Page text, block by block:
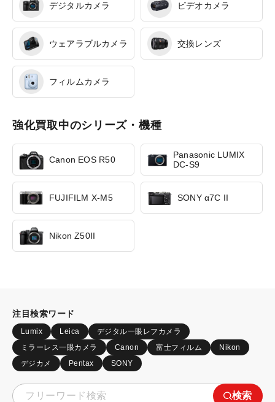
デジタルカメラ ビデオカメラ
ウェアラブルカメラ 交換レンズ
フィルムカメラ
強化買取中のシリーズ・機種
Canon EOS R50
Panasonic LUMIX
DC-S9
FUJIFILM X-M5 SONY α7C II
Nikon Z50II
注目検索ワード
Lumix Leica
デジタル一眼レフカメラ
ミラーレス一眼カメラ
Canon 富士フィルム
Nikon
デジカメ
Pentax SONY
検索